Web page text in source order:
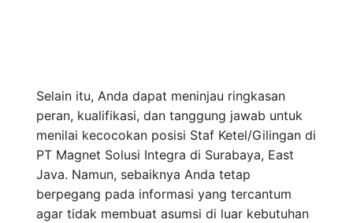
Selain itu, Anda dapat meninjau ringkasan
peran, kualifikasi, dan tanggung jawab untuk
menilai kecocokan posisi Staf Ketel/Gilingan di
PT Magnet Solusi Integra di Surabaya, East
Java. Namun, sebaiknya Anda tetap
berpegang pada informasi yang tercantum
agar tidak membuat asumsi di luar kebutuhan